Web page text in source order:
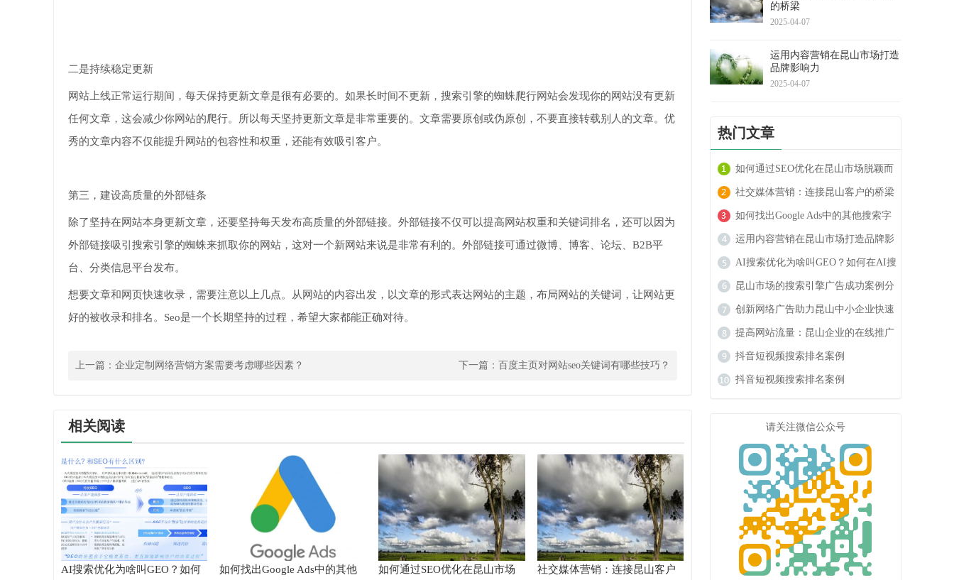
二是持续稳定更新
网站上线正常运行期间，每天保持更新文章是很有必要的。如果长时间不更新，搜索引擎的蜘蛛爬行网站会发现你的网站没有更新
任何文章，这会减少你网站的爬行。所以每天坚持更新文章是非常重要的。文章需要原创或伪原创，不要直接转载别人的文章。优
秀的文章内容不仅能提升网站的包容性和权重，还能有效吸引客户。
第三，建设高质量的外部链条
除了坚持在网站本身更新文章，还要坚持每天发布高质量的外部链接。外部链接不仅可以提高网站权重和关键词排名，还可以因为
外部链接吸引搜索引擎的蜘蛛来抓取你的网站，这对一个新网站来说是非常有利的。外部链接可通过微博、博客、论坛、B2B平
台、分类信息平台发布。
想要文章和网页快速收录，需要注意以上几点。从网站的内容出发，以文章的形式表达网站的主题，布局网站的关键词，让网站更
好的被收录和排名。Seo是一个长期坚持的过程，希望大家都能正确对待。
上一篇： 企业定制网络营销方案需要考虑哪些因素？ 下一篇： 百度主页对网站seo关键词有哪些技巧？
相关阅读
AI搜索优化为啥叫GEO？如何 如何找出Google Ads中的其他 如何通过SEO优化在昆山市场 社交媒体营销：连接昆山客户
的桥梁
2025-04-07
运用内容营销在昆山市场打造
品牌影响力
2025-04-07
热门文章
如何通过SEO优化在昆山市场脱颖而
出
社交媒体营销：连接昆山客户的桥梁
如何找出Google Ads中的其他搜索字
词
运用内容营销在昆山市场打造品牌影
响力
AI搜索优化为啥叫GEO？如何在AI搜
索中获得排名？
昆山市场的搜索引擎广告成功案例分
析
创新网络广告助力昆山中小企业快速
成长
提高网站流量：昆山企业的在线推广
秘籍
抖音短视频搜索排名案例
抖音短视频搜索排名案例
请关注微信公众号